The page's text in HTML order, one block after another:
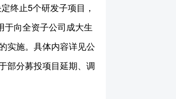
终止5个研发子项目，
向全资子公司成大生
实施。具体内容详见公
部分募投项目延期、调